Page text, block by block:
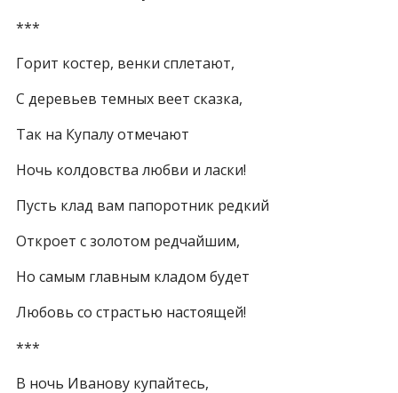
***
Горит костер, венки сплетают,
С деревьев темных веет сказка,
Так на Купалу отмечают
Ночь колдовства любви и ласки!
Пусть клад вам папоротник редкий
Откроет с золотом редчайшим,
Но самым главным кладом будет
Любовь со страстью настоящей!
***
В ночь Иванову купайтесь,